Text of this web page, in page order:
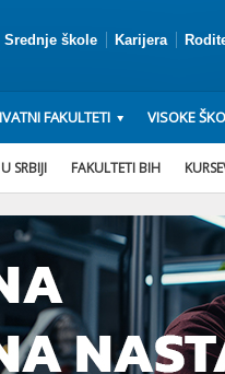
Srednje škole Karijera
FAKULTETI VISOKE
SRBIJI FAKULTETI BIH